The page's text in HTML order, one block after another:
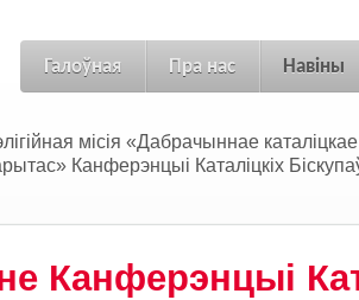
Галоўная Пра нас Навіны
місія «Дабрачыннае
Канферэнцыі Каталіцкіх
Канферэнцыі